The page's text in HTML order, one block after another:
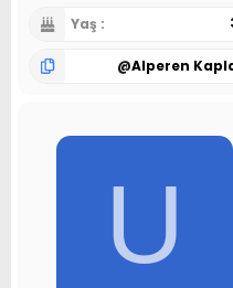
Yaş
@Alperen
U